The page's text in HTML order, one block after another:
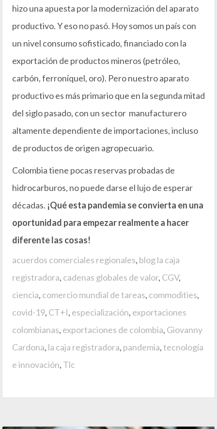
hizo una apuesta por la modernización del aparato
productivo. Y eso no pasó. Hoy somos un país con
un nivel consumo sofisticado, financiado con la
exportación de productos mineros (petróleo,
carbón, ferroníquel, oro). Pero nuestro aparato
productivo es más primario que en la segunda mitad
del siglo pasado, con un sector manufacturero
altamente dependiente de importaciones, incluso
de productos de origen agropecuario.
Colombia tiene pocas reservas probadas de
hidrocarburos, no puede darse el lujo de esperar
décadas. ¡Qué esta pandemia se convierta en una
oportunidad para empezar realmente a hacer
diferente las cosas!
acuerdos comerciales regionales, blog la caja
registradora, cadenas globales de valor, CGV,
ciencia, comercio mundial de tareas, commodities,
covid-19, CT+I, especialización, exportaciones
colombianas, exportaciones de colombia, Giovanny
Cardona, la caja registradora, pandemia,tecnología
e innovación, Tlc